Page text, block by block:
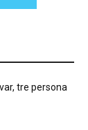
tre persona